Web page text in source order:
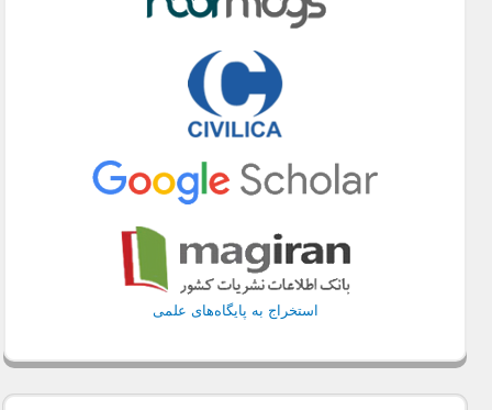
استخراج به پایگاه‌های علمی